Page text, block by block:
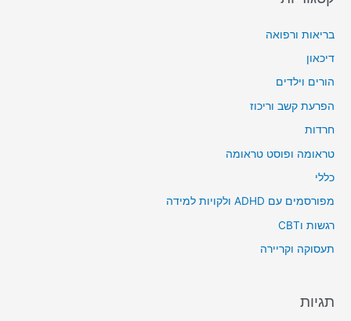
בריאות ורפואה
דיכאון
הורים וילדים
הפרעת קשב וריכוז
חרדות
טראומה ופוסט טראומה
כללי
מפורסמים עם ADHD ולקויות למידה
רגשות וCBT
תעסוקה וקריירה
תגיות